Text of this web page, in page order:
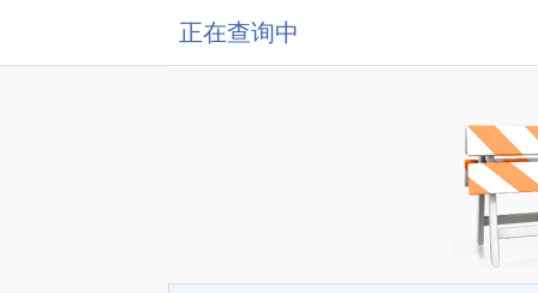
正在查询中